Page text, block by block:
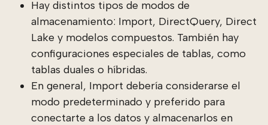
Hay distintos tipos de modos de
almacenamiento: Import, DirectQuery, Direct
Lake y modelos compuestos. También hay
configuraciones especiales de tablas, como
tablas duales o híbridas.
En general, Import debería considerarse el
modo predeterminado y preferido para
conectarte a los datos y almacenarlos en